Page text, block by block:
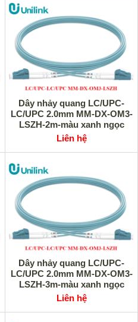
Dây nhảy quang LC/UPC-
LC/UPC 2.0mm MM-DX-OM3-
LSZH-2m-màu xanh ngọc
Unilink UNI-10030 cao cấp
Liên hệ
Dây nhảy quang LC/UPC-
LC/UPC 2.0mm MM-DX-OM3-
LSZH-3m-màu xanh ngọc
Unilink UNI-10028 cao cấp
Liên hệ